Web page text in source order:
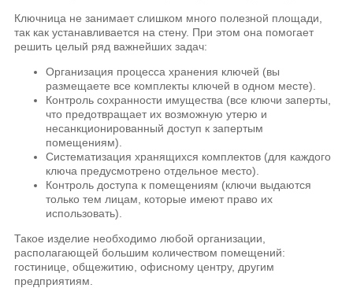
Ключница не занимает слишком много полезной площади,
так как устанавливается на стену. При этом она помогает
решить целый ряд важнейших задач:
Организация процесса хранения ключей (вы
размещаете все комплекты ключей в одном месте).
Контроль сохранности имущества (все ключи заперты,
что предотвращает их возможную утерю и
несанкционированный доступ к запертым
помещениям).
Систематизация хранящихся комплектов (для каждого
ключа предусмотрено отдельное место).
Контроль доступа к помещениям (ключи выдаются
только тем лицам, которые имеют право их
использовать).
Такое изделие необходимо любой организации,
располагающей большим количеством помещений:
гостинице, общежитию, офисному центру, другим
предприятиям.